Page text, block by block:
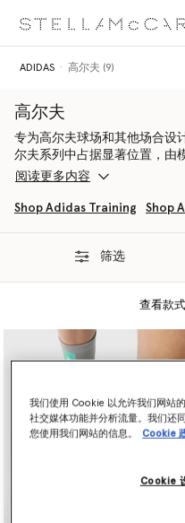
ADIDAS 高尔夫 (9)
高尔夫
专为高尔夫球场和其他场合设
尔夫系列中占据显著位置，由
TrueNature多功能训练精选系
尔夫训练鞋相辅相成。
阅读更多内容
Shop Adidas Training Shop
筛选
查看款式
我们使用 Cookie 以允许我们网站
社交媒体功能并分析流量。我们还
您使用我们网站的信息。
Cookie
Cookie